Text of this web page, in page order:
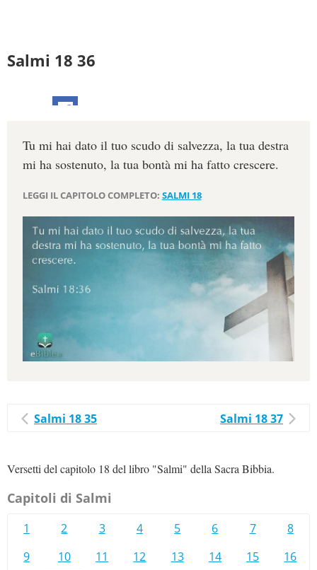
Salmi 18 36
Tu mi hai dato il tuo scudo di salvezza, la tua destra
mi ha sostenuto, la tua bontà mi ha fatto crescere.
LEGGI IL CAPITOLO COMPLETO: SALMI 18
Salmi 18 35 Salmi 18 37
Versetti del capitolo 18 del libro "Salmi" della Sacra Bibbia.
Capitoli di Salmi
1 2 3 4 5 6 7
8
9
10 11 12 13 14 15
16